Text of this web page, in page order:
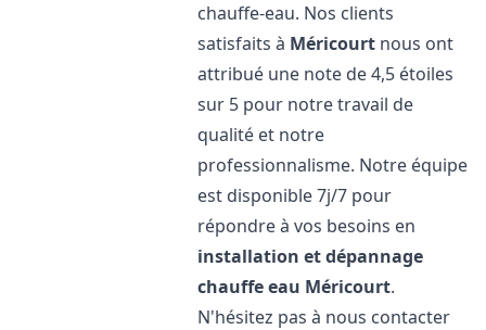
chauffe-eau. Nos clients
satisfaits à Méricourt nous ont
attribué une note de 4,5 étoiles
sur 5 pour notre travail de
qualité et notre
professionnalisme. Notre équipe
est disponible 7j/7 pour
répondre à vos besoins en
installation et dépannage
chauffe eau Méricourt.
N'hésitez pas à nous contacter